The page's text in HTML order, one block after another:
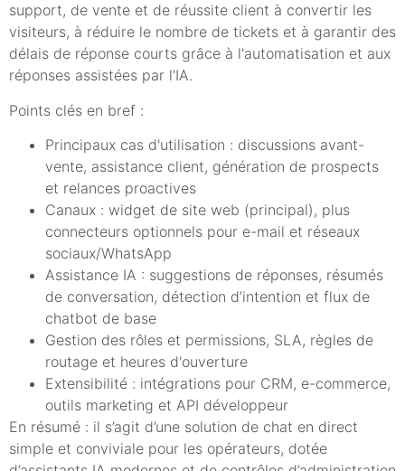
support, de vente et de réussite client à convertir les
visiteurs, à réduire le nombre de tickets et à garantir des
délais de réponse courts grâce à l'automatisation et aux
réponses assistées par l'IA.
Points clés en bref :
Principaux cas d'utilisation : discussions avant-
vente, assistance client, génération de prospects
et relances proactives
Canaux : widget de site web (principal), plus
connecteurs optionnels pour e-mail et réseaux
sociaux/WhatsApp
Assistance IA : suggestions de réponses, résumés
de conversation, détection d’intention et flux de
chatbot de base
Gestion des rôles et permissions, SLA, règles de
routage et heures d'ouverture
Extensibilité : intégrations pour CRM, e-commerce,
outils marketing et API développeur
En résumé : il s’agit d’une solution de chat en direct
simple et conviviale pour les opérateurs, dotée